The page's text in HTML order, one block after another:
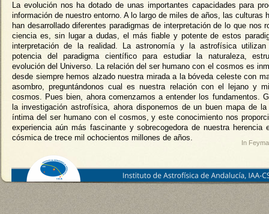
La evolución nos ha dotado de unas importantes capacidades para
información de nuestro entorno. A lo largo de miles de años, las culturas
han desarrollado diferentes paradigmas de interpretación de lo que nos
ciencia es, sin lugar a dudas, el más fiable y potente de estos
interpretación de la realidad. La astronomía y la astrofísica
potencia del paradigma científico para estudiar la naturaleza,
evolución del Universo. La relación del ser humano con el cosmos es
desde siempre hemos alzado nuestra mirada a la bóveda celeste con
asombro, preguntándonos cual es nuestra relación con el lejano y
cosmos. Pues bien, ahora comenzamos a entender los fundamentos.
la investigación astrofísica, ahora disponemos de un buen mapa de la
íntima del ser humano con el cosmos, y este conocimiento nos
experiencia aún más fascinante y sobrecogedora de nuestra herencia
cósmica de trece mil ochocientos millones de años.
In